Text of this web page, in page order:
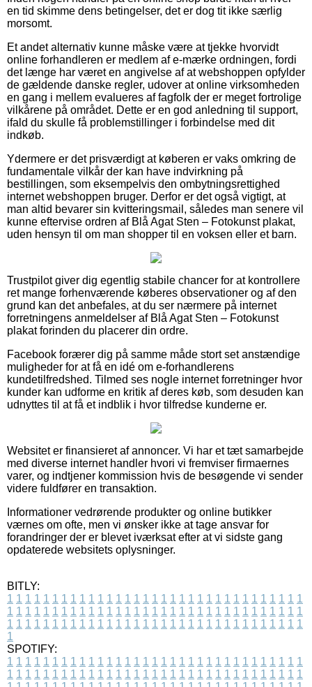
en tid skimme dens betingelser, det er dog tit ikke særlig
morsomt.
Et andet alternativ kunne måske være at tjekke hvorvidt
online forhandleren er medlem af e-mærke ordningen, fordi
det længe har været en angivelse af at webshoppen opfylder
de gældende danske regler, udover at online virksomheden
en gang i mellem evalueres af fagfolk der er meget fortrolige
vilkårene på området. Dette er en god anledning til support,
ifald du skulle få problemstillinger i forbindelse med dit
indkøb.
Ydermere er det prisværdigt at køberen er vaks omkring de
fundamentale vilkår der kan have indvirkning på
bestillingen, som eksempelvis den ombytningsrettighed
internet webshoppen bruger. Derfor er det også vigtigt, at
man altid bevarer sin kvitteringsmail, således man senere vil
kunne eftervise ordren af Blå Agat Sten – Fotokunst plakat,
uden hensyn til om man shopper til en voksen eller et barn.
Trustpilot giver dig egentlig stabile chancer for at kontrollere
ret mange forhenværende køberes observationer og af den
grund kan det anbefales, at du ser nærmere på internet
forretningens anmeldelser af Blå Agat Sten – Fotokunst
plakat forinden du placerer din ordre.
Facebook forærer dig på samme måde stort set anstændige
muligheder for at få en idé om e-forhandlerens
kundetilfredshed. Tilmed ses nogle internet forretninger hvor
kunder kan udforme en kritik af deres køb, som desuden kan
udnyttes til at få et indblik i hvor tilfredse kunderne er.
Websitet er finansieret af annoncer. Vi har et tæt samarbejde
med diverse internet handler hvori vi fremviser firmaernes
varer, og indtjener kommission hvis de besøgende vi sender
videre fuldfører en transaktion.
Informationer vedrørende produkter og online butikker
værnes om ofte, men vi ønsker ikke at tage ansvar for
forandringer der er blevet iværksat efter at vi sidste gang
opdaterede websitets oplysninger.
BITLY:
1 1 1 1 1 1 1 1 1 1 1 1 1 1 1 1 1 1 1 1 1 1 1 1 1 1 1 1 1 1 1 1 1
1 1 1 1 1 1 1 1 1 1 1 1 1 1 1 1 1 1 1 1 1 1 1 1 1 1 1 1 1 1 1 1 1
1 1 1 1 1 1 1 1 1 1 1 1 1 1 1 1 1 1 1 1 1 1 1 1 1 1 1 1 1 1 1 1 1
1
SPOTIFY:
1 1 1 1 1 1 1 1 1 1 1 1 1 1 1 1 1 1 1 1 1 1 1 1 1 1 1 1 1 1 1 1 1
1 1 1 1 1 1 1 1 1 1 1 1 1 1 1 1 1 1 1 1 1 1 1 1 1 1 1 1 1 1 1 1 1